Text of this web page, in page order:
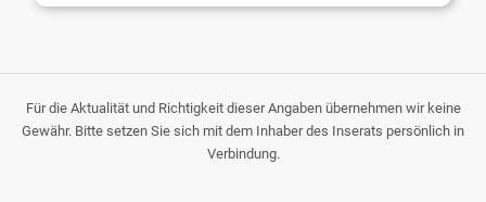
Für die Aktualität und Richtigkeit dieser Angaben übernehmen wir keine
Gewähr. Bitte setzen Sie sich mit dem Inhaber des Inserats persönlich in
Verbindung.